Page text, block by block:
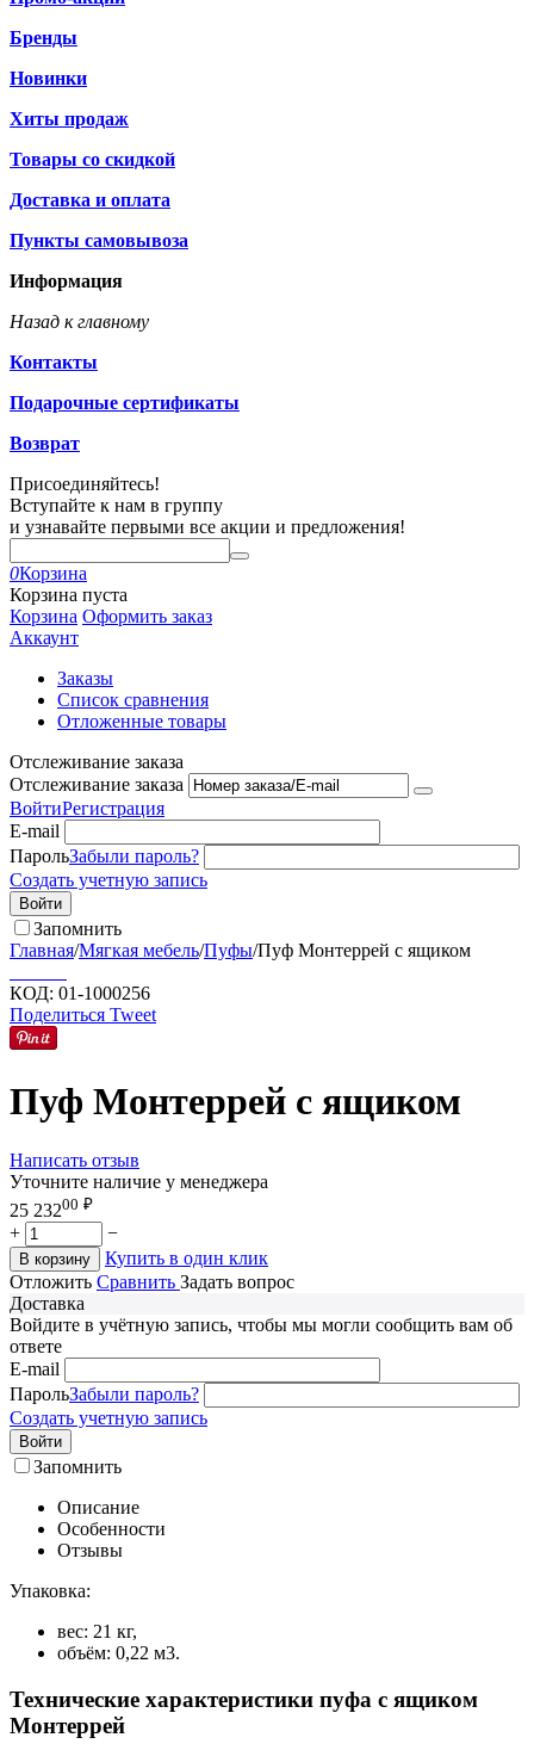
Бренды
Новинки
Хиты продаж
Товары со скидкой
Доставка и оплата
Пункты самовывоза
Информация
Назад к главному
Контакты
Подарочные сертификаты
Возврат
Присоединяйтесь!
Вступайте к нам в группу
и узнавайте первыми все акции и предложения!
0Корзина
Корзина пуста
Корзина Оформить заказ
Аккаунт
Заказы
Список сравнения
Отложенные товары
Отслеживание заказа
Отслеживание заказа
ВойтиРегистрация
E-mail
ПарольЗабыли пароль?
Создать учетную запись
Войти
Запомнить
Главная/Мягкая мебель/Пуфы/Пуф Монтеррей с ящиком
КОД: 01-1000256
Поделиться Tweet
Пуф Монтеррей с ящиком
Написать отзыв
Уточните наличие у менеджера
25 23200 ₽
+ −
В корзину
Купить в один клик
Отложить Сравнить Задать вопрос
Доставка
Войдите в учётную запись, чтобы мы могли сообщить вам об
ответе
E-mail
ПарольЗабыли пароль?
Создать учетную запись
Войти
Запомнить
Описание
Особенности
Отзывы
Упаковка:
вес: 21 кг,
объём: 0,22 м3.
Технические характеристики пуфа с ящиком
Монтеррей